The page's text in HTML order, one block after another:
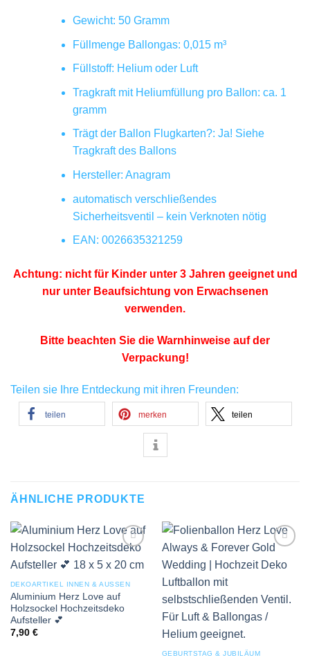
Gewicht: 50 Gramm
Füllmenge Ballongas: 0,015 m³
Füllstoff: Helium oder Luft
Tragkraft mit Heliumfüllung pro Ballon: ca. 1
gramm
Trägt der Ballon Flugkarten?: Ja! Siehe
Tragkraft des Ballons
Hersteller: Anagram
automatisch verschließendes
Sicherheitsventil – kein Verknoten nötig
EAN: 0026635321259
Achtung: nicht für Kinder unter 3 Jahren geeignet und
nur unter Beaufsichtung von Erwachsenen
verwenden.
Bitte beachten Sie die Warnhinweise auf der
Verpackung!
Teilen sie Ihre Entdeckung mit ihren Freunden:
teilen merken teilen
ÄHNLICHE PRODUKTE
wishlist
DEKOARTIKEL INNEN & AUSSEN
Aluminium Herz Love auf
Holzsockel Hochzeitsdeko
Aufsteller 💕
7,90 €
wishlist
GEBURTSTAG & JUBILÄUM